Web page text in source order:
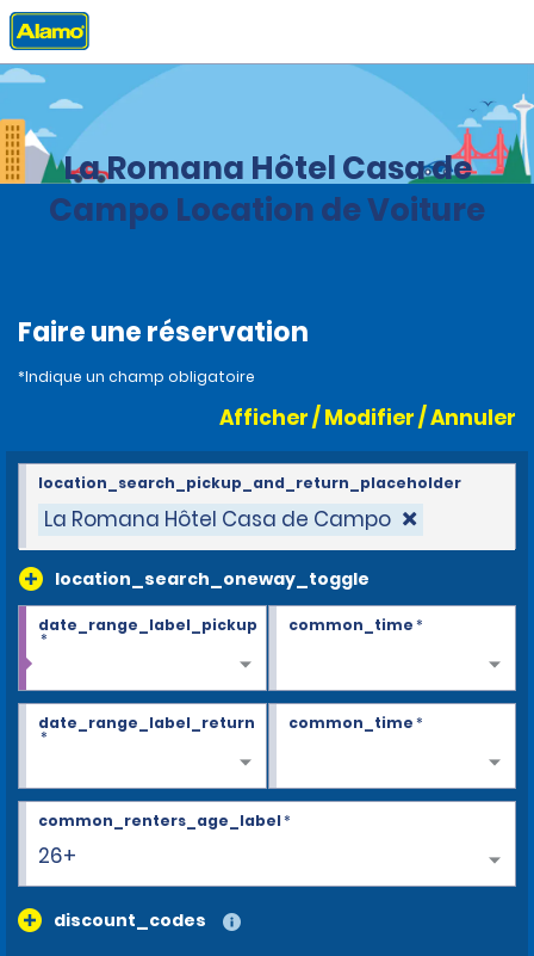
Accueil Agences
La Romana Hôtel Casa de
Campo Location de Voiture
Faire une réservation
*Indique un champ obligatoire
Afficher / Modifier / Annuler
La Romana Hôtel Casa de Campo
location_search_oneway_toggle
location_search_pickup_and_return_placeholder
date_range_label_pickup
*
common_time*
date_range_label_return
*
common_time*
26+
common_renters_age_label*
discount_codes